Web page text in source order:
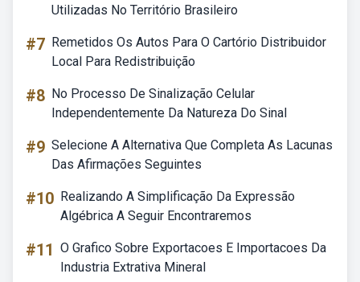
Utilizadas No Território Brasileiro
#7 Remetidos Os Autos Para O Cartório Distribuidor
Local Para Redistribuição
#8 No Processo De Sinalização Celular
Independentemente Da Natureza Do Sinal
#9 Selecione A Alternativa Que Completa As Lacunas
Das Afirmações Seguintes
#10 Realizando A Simplificação Da Expressão
Algébrica A Seguir Encontraremos
#11 O Grafico Sobre Exportacoes E Importacoes Da
Industria Extrativa Mineral